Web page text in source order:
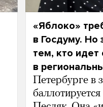
«Яблоко»
в Госдуму.
тем, кто идет
в
Петербурге в